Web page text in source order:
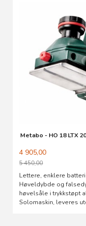
Metabo - HO 18 LTX
4 905,00
5 450,00
Rabatt
Lettere, enklere
Høveldybde og
høvelsåle i trykkstøpt
Solomaskin, leveres